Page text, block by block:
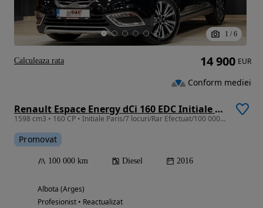
1 / 6
Renault Espace Energy dCi 160 EDC Initiale Paris
1598 cm3 • 160 CP • Initiale Paris/7 locuri/Rar Efectuat/100 000 km/4Control
Promovat
100 000 km Diesel 2016
Albota (Arges)
Profesionist • Reactualizat
14 900 EUR
Conform mediei
Calculeaza rata